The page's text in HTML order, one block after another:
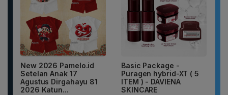
New 2026 Pamelo.id
Setelan Anak 17
Agustus Dirgahayu 81
2026 Katun...
Basic Package -
Puragen hybrid-XT ( 5
ITEM ) - DAVIENA
SKINCARE